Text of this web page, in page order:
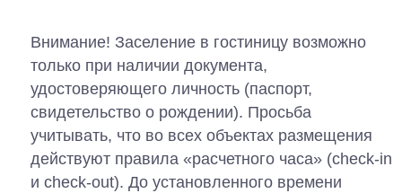
Внимание! Заселение в гостиницу возможно
только при наличии документа,
удостоверяющего личность (паспорт,
свидетельство о рождении). Просьба
учитывать, что во всех объектах размещения
действуют правила «расчетного часа» (check-in
и check-out). До установленного времени